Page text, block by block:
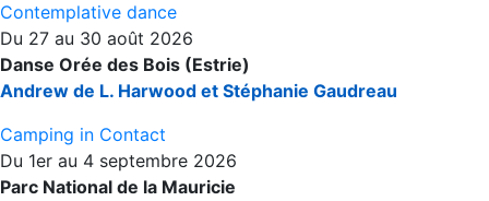
Contemplative dance
Du 27 au 30 août 2026
Danse Orée des Bois (Estrie)
Andrew de L. Harwood et Stéphanie Gaudreau
Camping in Contact
Du 1er au 4 septembre 2026
Parc National de la Mauricie